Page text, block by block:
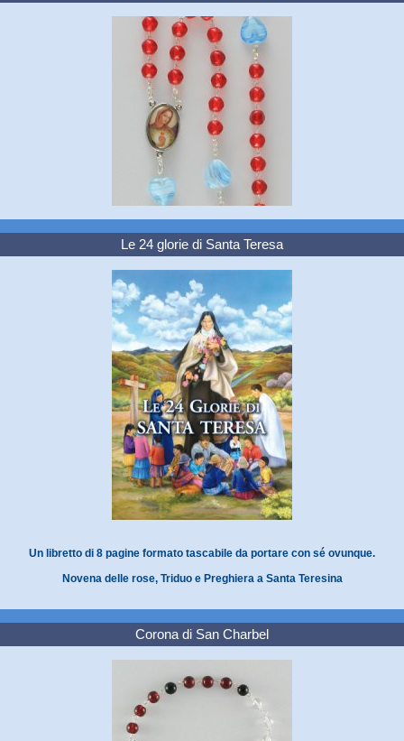
Le 24 glorie di Santa Teresa
Un libretto di 8 pagine formato tascabile da portare con sé ovunque.
Novena delle rose, Triduo e Preghiera a Santa Teresina
Corona di San Charbel